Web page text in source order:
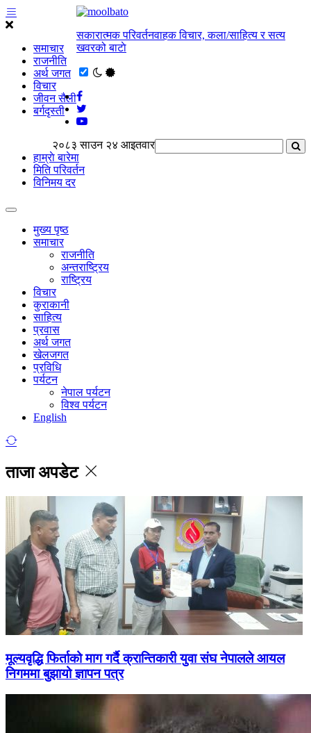
समाचार
राजनीति
अर्थ जगत
विचार
जीवन सैली
बर्गदृस्ती
सकारात्मक परिवर्तनवाहक विचार, कला/साहित्य र सत्य
खवरको बाटाे
२०८३ साउन २४ आइतवार
हाम्राे बारेमा
मिति परिवर्तन
विनिमय दर
मुख्य पृष्ठ
समाचार
राजनीति
अन्तराष्ट्रिय
राष्ट्रिय
विचार
कुराकानी
साहित्य
प्रवास
अर्थ जगत
खेलजगत
प्रविधि
पर्यटन
नेपाल पर्यटन
विश्व पर्यटन
English
ताजा अपडेट
मूल्यवृद्धि फिर्ताको माग गर्दै क्रान्तिकारी युवा संघ नेपालले आयल
निगममा बुझायो ज्ञापन पत्र